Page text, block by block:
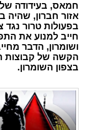
חמאס, בעידודה
אזור חברון, שהיה
בפעולות טרור
חייב למנוע את
ושומרון, הדבר
הקשה של קבוצות
בצפון השומרון.